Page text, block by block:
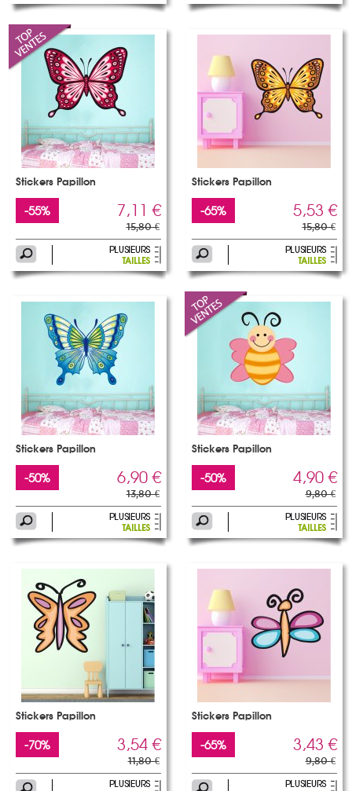
Stickers Papillon
-55% 7,11 €
15,80 €
Stickers Papillon
-65% 5,53 €
15,80 €
Stickers Papillon
-50% 6,90 €
13,80 €
Stickers Papillon
-50% 4,90 €
9,80 €
Stickers Papillon
-70% 3,54 €
11,80 €
Stickers Papillon
-65% 3,43 €
9,80 €